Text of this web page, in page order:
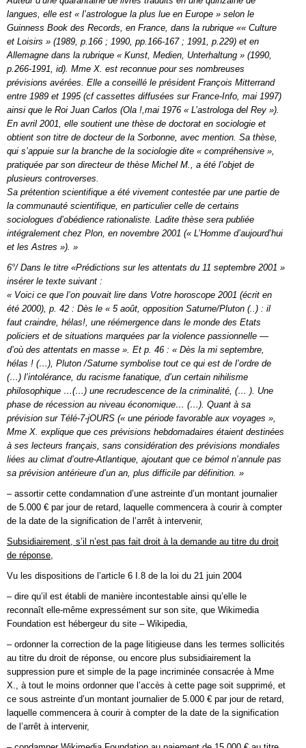
langues, elle est « l’astrologue la plus lue en Europe » selon le
Guinness Book des Records, en France, dans la rubrique «« Culture
et Loisirs » (1989, p.166 ; 1990, pp.166-167 ; 1991, p.229) et en
Allemagne dans la rubrique « Kunst, Medien, Unterhaltung » (1990,
p.266-1991, id). Mme X. est reconnue pour ses nombreuses
prévisions avérées. Elle a conseillé le président François Mitterrand
entre 1989 et 1995 (cf cassettes diffusées sur France-Info, mai 1997)
ainsi que le Roi Juan Carlos (Ola !,mai 1976 « L’astrologa del Rey »).
En avril 2001, elle soutient une thèse de doctorat en sociologie et
obtient son titre de docteur de la Sorbonne, avec mention. Sa thèse,
qui s’appuie sur la branche de la sociologie dite « compréhensive »,
pratiquée par son directeur de thèse Michel M., a été l’objet de
plusieurs controverses.
Sa prétention scientifique a été vivement contestée par une partie de
la communauté scientifique, en particulier celle de certains
sociologues d’obédience rationaliste. Ladite thèse sera publiée
intégralement chez Plon, en novembre 2001 (« L’Homme d’aujourd’hui
et les Astres »). »
6°/ Dans le titre «Prédictions sur les attentats du 11 septembre 2001 »
insérer le texte suivant :
« Voici ce que l’on pouvait lire dans Votre horoscope 2001 (écrit en
été 2000), p. 42 : Dès le « 5 août, opposition Saturne/Pluton (..) : il
faut craindre, hélas!, une réémergence dans le monde des Etats
policiers et de situations marquées par la violence passionnelle —
d’où des attentats en masse ». Et p. 46 : « Dès la mi septembre,
hélas ! (…), Pluton /Saturne symbolise tout ce qui est de l’ordre de
(…) l’intolérance, du racisme fanatique, d’un certain nihilisme
philosophique …(…) une recrudescence de la criminalité, (… ). Une
phase de récession au niveau économique… (…). Quant à sa
prévision sur Télé-7-jOURS (« une période favorable aux voyages »,
Mme X. explique que ces prévisions hebdomadaires étaient destinées
à ses lecteurs français, sans considération des prévisions mondiales
liées au climat d’outre-Atlantique, ajoutant que ce bémol n’annule pas
sa prévision antérieure d’un an, plus difficile par définition. »
– assortir cette condamnation d’une astreinte d’un montant journalier
de 5.000 € par jour de retard, laquelle commencera à courir à compter
de la date de la signification de l’arrêt à intervenir,
Subsidiairement, s’il n’est pas fait droit à la demande au titre du droit
de réponse,
Vu les dispositions de l’article 6 I.8 de la loi du 21 juin 2004
– dire qu’il est établi de manière incontestable ainsi qu’elle le
reconnaît elle-même expressément sur son site, que Wikimedia
Foundation est hébergeur du site – Wikipedia,
– ordonner la correction de la page litigieuse dans les termes sollicités
au titre du droit de réponse, ou encore plus subsidiairement la
suppression pure et simple de la page incriminée consacrée à Mme
X., à tout le moins ordonner que l’accès à cette page soit supprimé, et
ce sous astreinte d’un montant journalier de 5.000 € par jour de retard,
laquelle commencera à courir à compter de la date de la signification
de l’arrêt à intervenir,